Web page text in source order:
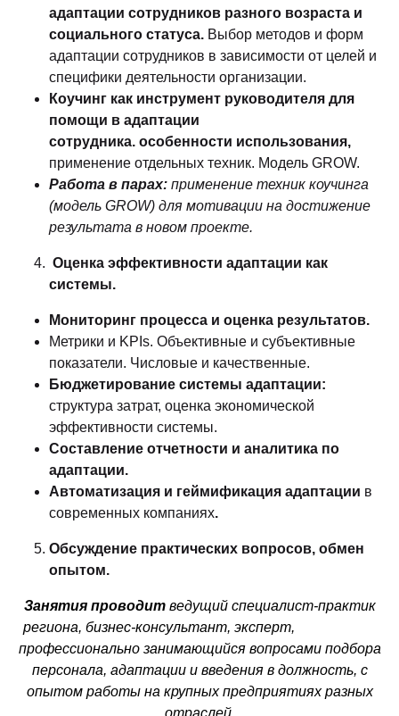
адаптации сотрудников разного возраста и
социального статуса. Выбор методов и форм
адаптации сотрудников в зависимости от целей и
специфики деятельности организации.
Коучинг как инструмент руководителя для
помощи в адаптации
сотрудника. особенности использования,
применение отдельных техник. Модель GROW.
Работа в парах: применение техник коучинга
(модель GROW) для мотивации на достижение
результата в новом проекте.
Оценка эффективности адаптации как
системы.
Мониторинг процесса и оценка результатов.
Метрики и KPIs. Объективные и субъективные
показатели. Числовые и качественные.
Бюджетирование системы адаптации:
структура затрат, оценка экономической
эффективности системы.
Составление отчетности и аналитика по
адаптации.
Автоматизация и геймификация адаптации в
современных компаниях.
Обсуждение практических вопросов, обмен
опытом.
Занятия проводит ведущий специалист-практик
региона, бизнес-консультант, эксперт,
профессионально занимающийся вопросами подбора
персонала, адаптации и введения в должность, с
опытом работы на крупных предприятиях разных
отраслей.